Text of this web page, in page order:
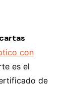
con
es el
de